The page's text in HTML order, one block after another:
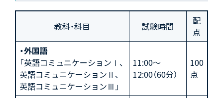
教科・科目 試験時間
配
点
・外国語
「英語コミュニケーションⅠ、
英語コミュニケーションⅡ、
英語コミュニケーションⅢ」
11:00～
12:00（60分）
100
点